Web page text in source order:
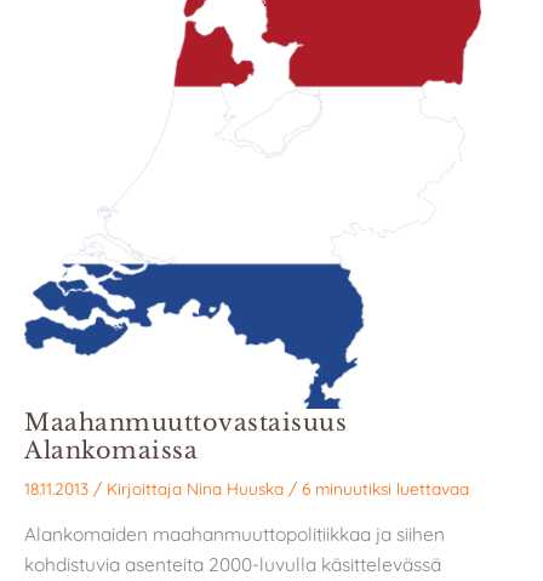
Maahanmuuttovastaisuus
Alankomaissa
18.11.2013 / Kirjoittaja Nina Huuska / 6 minuutiksi luettavaa
Alankomaiden maahanmuuttopolitiikkaa ja siihen
kohdistuvia asenteita 2000-luvulla käsittelevässä